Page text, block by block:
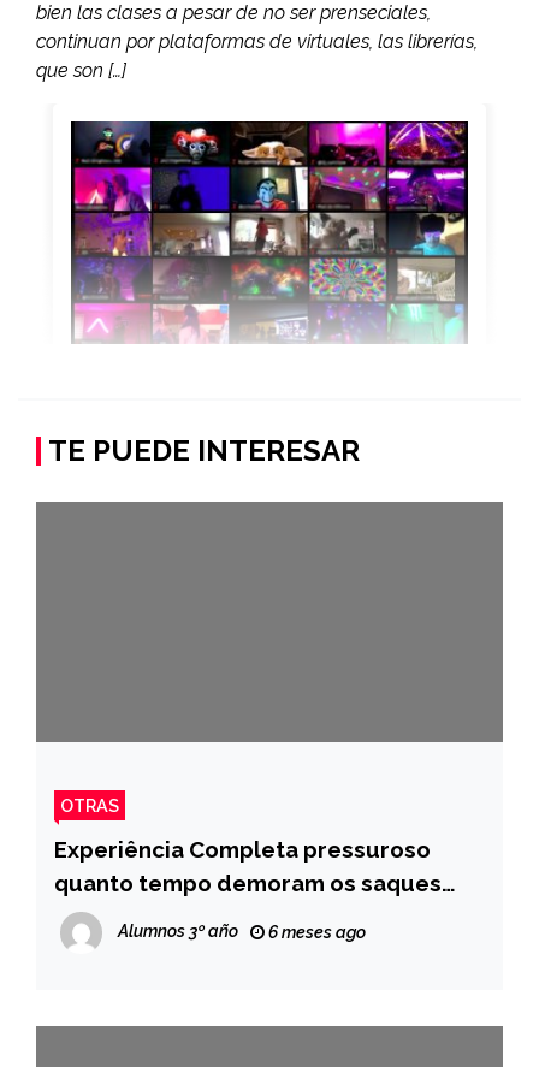
bien las clases a pesar de no ser prenseciales,
continuan por plataformas de virtuales, las librerías,
que son […]
TE PUEDE INTERESAR
OTRAS
Experiência Completa pressuroso
quanto tempo demoram os saques
Galera Bet Slot da Pragmatic Play
Alumnos 3º año 6 meses ago